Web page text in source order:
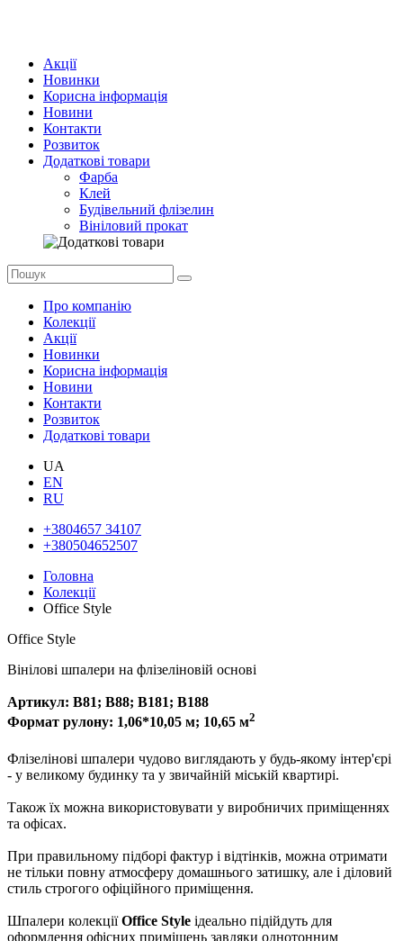
Акції
Новинки
Корисна інформація
Новини
Контакти
Розвиток
Додаткові товари
Фарба
Клей
Будівельний флізелин
Вініловий прокат
Про компанію
Колекції
Акції
Новинки
Корисна інформація
Новини
Контакти
Розвиток
Додаткові товари
UA
EN
RU
+3804657 34107
+380504652507
Головна
Колекції
Office Style
Office Style
Вінілові шпалери на флізеліновій основі
Артикул: В81; В88; В181; В188
Формат рулону: 1,06*10,05 м; 10,65 м2
Флізелінові шпалери чудово виглядають у будь-якому інтер'єрі
- у великому будинку та у звичайній міській квартирі.
Також їх можна використовувати у виробничих приміщеннях
та офісах.
При правильному підборі фактур і відтінків, можна отримати
не тільки повну атмосферу домашнього затишку, але і діловий
стиль строгого офіційного приміщення.
Шпалери колекціїOffice Style ідеально підійдуть для
оформлення офісних приміщень завдяки однотонним